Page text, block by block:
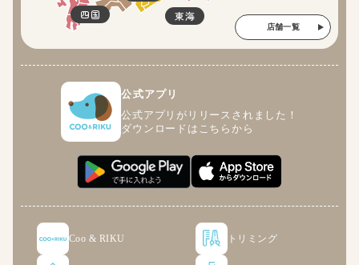
東海
四国
店舗一覧
公式アプリ
公式アプリがリリースされました！
ダウンロードはこちらから
Coo & RIKU トリミング